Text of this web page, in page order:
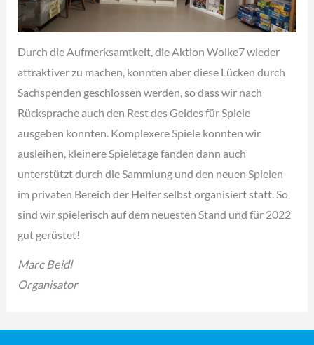
Durch die Aufmerksamtkeit, die Aktion Wolke7 wieder
attraktiver zu machen, konnten aber diese Lücken durch
Sachspenden geschlossen werden, so dass wir nach
Rücksprache auch den Rest des Geldes für Spiele
ausgeben konnten. Komplexere Spiele konnten wir
ausleihen, kleinere Spieletage fanden dann auch
unterstützt durch die Sammlung und den neuen Spielen
im privaten Bereich der Helfer selbst organisiert statt. So
sind wir spielerisch auf dem neuesten Stand und für 2022
gut gerüstet!
Marc Beidl
Organisator